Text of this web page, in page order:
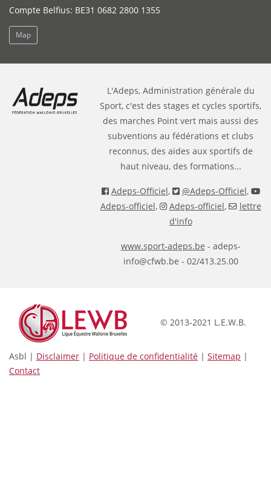
Compte Belfius: BE31 0682 2800 1355
Map
L'Adeps, Administration générale du
Sport, c'est des stages et cycles sportifs,
des marches Point vert mais aussi des
subventions au fédérations et clubs
reconnus, des aides aux sportifs de
haut niveau, des formations...
Adeps-Officiel, @Adeps-Officiel,
Adeps-officiel, Adeps-officiel,
lettre
d'info
www.sport-adeps.be - adeps-
info@cfwb.be - 02/413.25.00
© 2013-2021 L.E.W.B.
Asbl | Disclaimer | Politique de confidentialité | Sitemap |
Contact